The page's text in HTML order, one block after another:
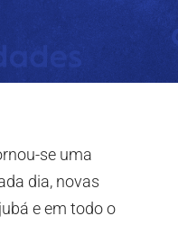
se uma
dia, novas
e em todo o